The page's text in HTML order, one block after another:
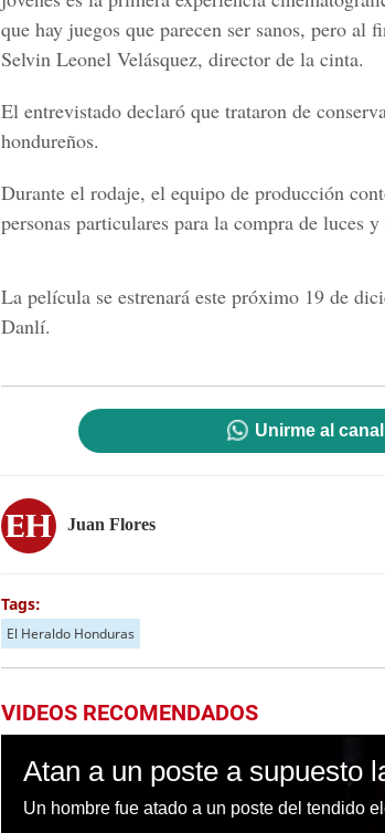
que hay juegos que parecen ser sanos, pero al
Selvin Leonel Velásquez, director de la cinta.
El entrevistado declaró que trataron de
hondureños.
Durante el rodaje, el equipo de producción
personas particulares para la compra de luces y
La película se estrenará este próximo 19 de
Danlí.
Unirme al
Juan Flores
Tags:
El Heraldo Honduras
VIDEOS RECOMENDADOS